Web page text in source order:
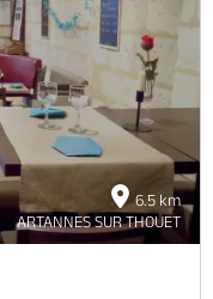
6.5 km
ARTANNES SUR THOUET